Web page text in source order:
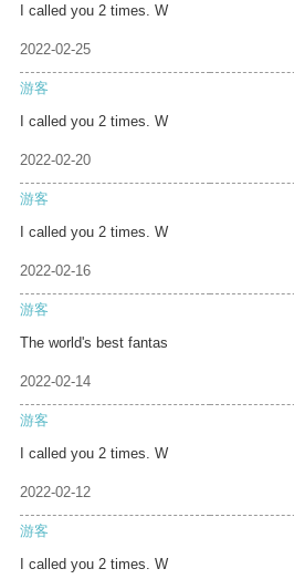
I called you 2 times. W
2022-02-25
游客
I called you 2 times. W
2022-02-20
游客
I called you 2 times. W
2022-02-16
游客
The world's best fantas
2022-02-14
游客
I called you 2 times. W
2022-02-12
游客
I called you 2 times. W